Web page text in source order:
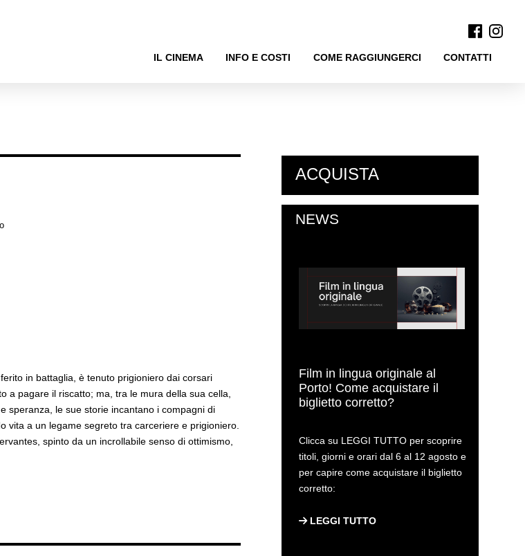
IL CINEMA INFO E COSTI COME RAGGIUNGERCI CONTATTI
in battaglia, è tenuto prigioniero dai corsari
a pagare il riscatto; ma, tra le mura della sua cella,
speranza, le sue storie incantano i compagni di
vita a un legame segreto tra carceriere e prigioniero.
spinto da un incrollabile senso di ottimismo,
ACQUISTA
NEWS
Film in lingua originale al
Porto! Come acquistare il
biglietto corretto?
Clicca su LEGGI TUTTO per scoprire
titoli, giorni e orari dal 6 al 12 agosto e
per capire come acquistare il biglietto
corretto:
LEGGI TUTTO